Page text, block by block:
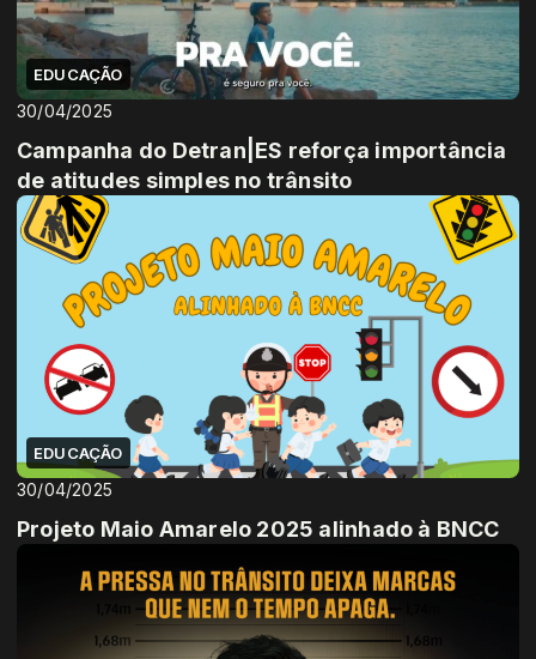
EDUCAÇÃO
30/04/2025
Campanha do Detran|ES reforça importância
de atitudes simples no trânsito
EDUCAÇÃO
30/04/2025
Projeto Maio Amarelo 2025 alinhado à BNCC